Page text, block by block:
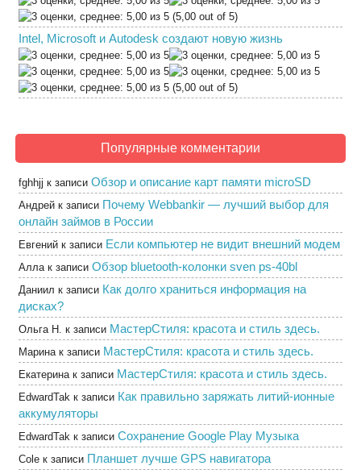
(5,00 out of 5)
Intel, Microsoft и Autodesk создают новую жизнь
(5,00 out of 5)
Популярные комментарии
fghhjj к записи Обзор и описание карт памяти microSD
Андрей к записи Почему Webbankir — лучший выбор для
онлайн займов в России
Евгений к записи Если компьютер не видит внешний модем
Аллак записи Обзор bluetooth-колонки sven ps-40bl
Даниил к записи Как долго храниться информация на
дисках?
Ольга Н. к записи МастерСтиля: красота и стиль здесь.
Маринак записи МастерСтиля: красота и стиль здесь.
Екатеринак записи МастерСтиля: красота и стиль здесь.
EdwardTak к записи Как правильно заряжать литий-ионные
аккумуляторы
EdwardTak к записи Сохранение Google Play Музыка
Cole к записи Планшет лучше GPS навигатора